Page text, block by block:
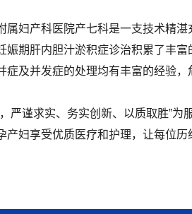
属妇产科医院产七科是一支技术精
娠期肝内胆汁淤积症诊治积累了丰
症及并发症的处理均有丰富的经验，
严谨求实、务实创新、以质取胜”
产妇享受优质医疗和护理，让每位